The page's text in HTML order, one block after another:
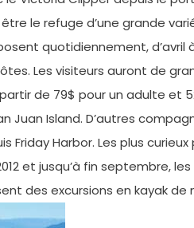
le refuge d’une grande
quotidiennement, d’avril
Les visiteurs auront de
de 79$ pour un adulte et
Island. D’autres
Harbor. Les plus curieux
et jusqu’à fin septembre,
des excursions en kayak